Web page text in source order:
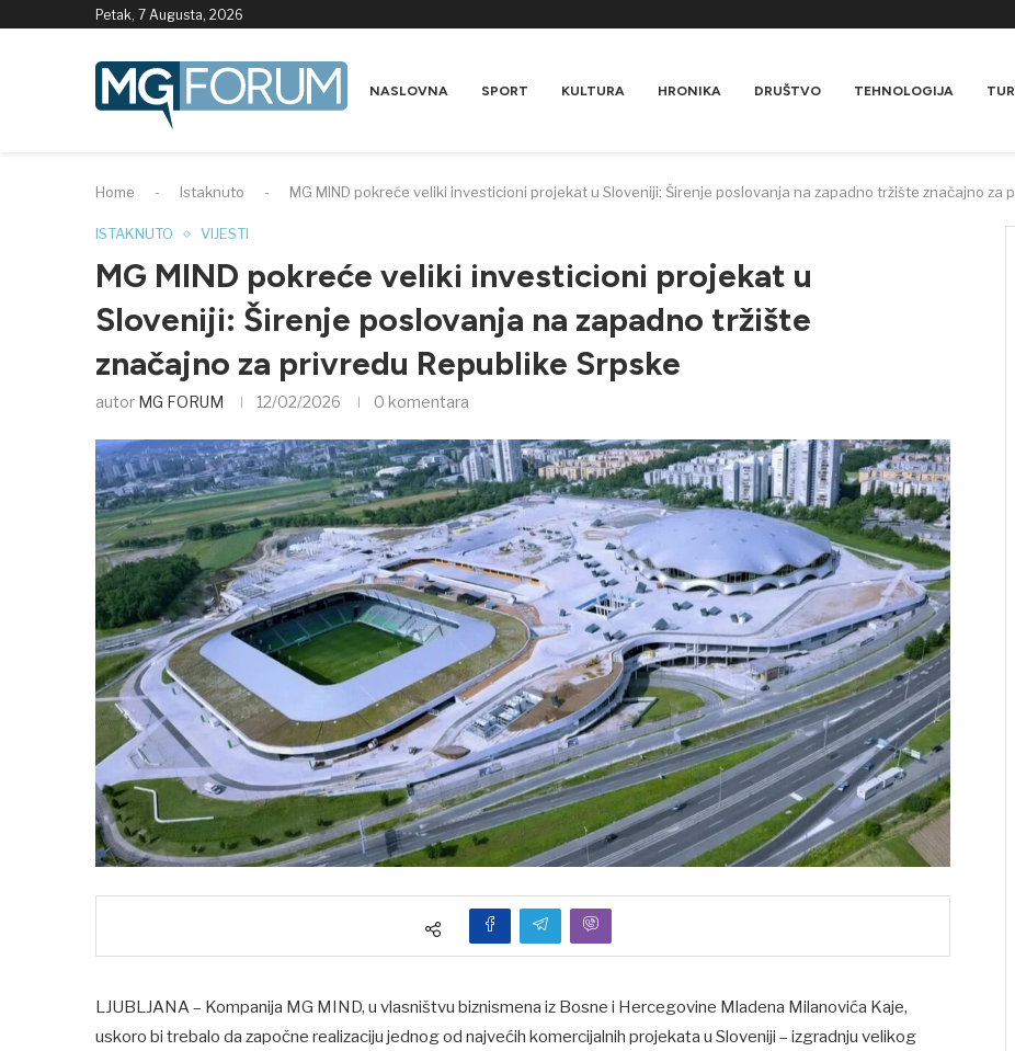
Petak, 7 Augusta, 2026
NASLOVNA SPORT KULTURA HRONIKA DRUŠTVO TEHNOLOGIJA
Home - Istaknuto - MG MIND pokreće veliki investicioni projekat u Sloveniji: Širenje poslovanja na zapadno tržište značajno za
ISTAKNUTO VIJESTI
MG MIND pokreće veliki investicioni projekat u
Sloveniji: Širenje poslovanja na zapadno tržište
značajno za privredu Republike Srpske
autor MG FORUM 12/02/2026 0 komentara
LJUBLJANA – Kompanija MG MIND, u vlasništvu biznismena iz Bosne i Hercegovine Mladena Milanovića Kaje,
uskoro bi trebalo da započne realizaciju jednog od najvećih komercijalnih projekata u Sloveniji – izgradnju velikog